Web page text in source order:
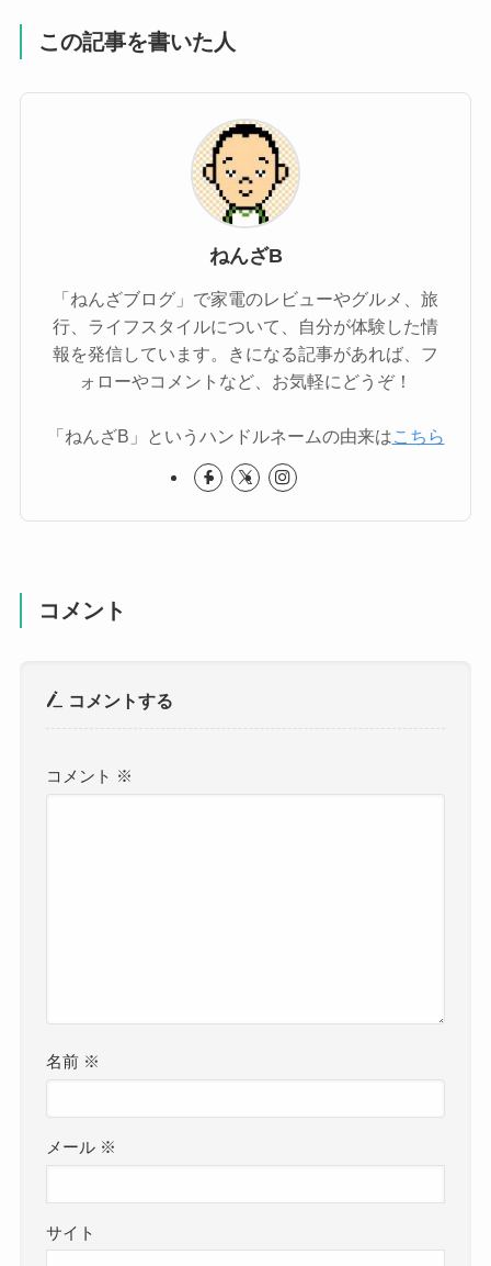
この記事を書いた人
ねんざB
「ねんざブログ」で家電のレビューやグルメ、旅
行、ライフスタイルについて、自分が体験した情
報を発信しています。きになる記事があれば、フ
ォローやコメントなど、お気軽にどうぞ！
「ねんざB」というハンドルネームの由来はこちら
コメント
コメントする
コメント ※
名前 ※
メール ※
サイト